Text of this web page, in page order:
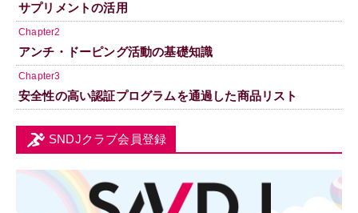
サプリメントの活用
Chapter2
アンチ・ドーピング活動の基礎知識
Chapter3
安全性の高い認証プログラムを通過した商品リスト
SNDJクラブ会員登録